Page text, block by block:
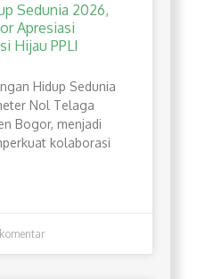
Sedunia 2026,
Apresiasi
Hijau PPLI
Hidup Sedunia
Nol Telaga
Bogor, menjadi
kolaborasi